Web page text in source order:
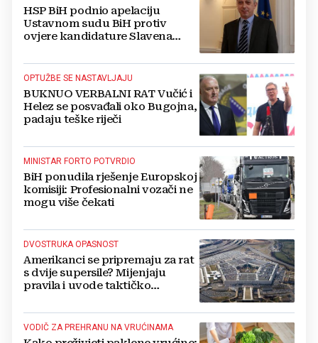
HSP BiH podnio apelaciju
Ustavnom sudu BiH protiv
ovjere kandidature Slavena
OPTUŽBE SE NASTAVLJAJU
BUKNUO VERBALNI RAT Vučić i
Helez se posvađali oko Bugojna,
padaju teške riječi
MINISTAR FORTO POTVRDIO
BiH ponudila rješenje Europskoj
komisiji: Profesionalni vozači ne
mogu više čekati
DVOSTRUKA OPASNOST
Amerikanci se pripremaju za rat
s dvije supersile? Mijenjaju
pravila i uvode taktičko
VODIČ ZA PREHRANU NA VRUĆINAMA